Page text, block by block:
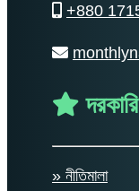
+880
» নীতিমালা